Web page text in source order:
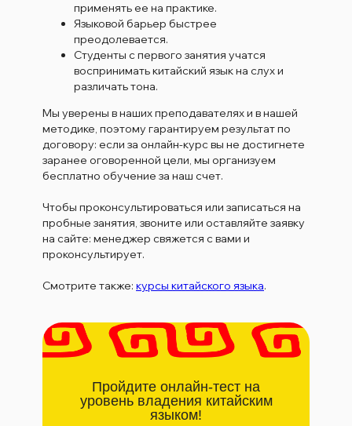
применять ее на практике.
Языковой барьер быстрее
преодолевается.
Студенты с первого занятия учатся
воспринимать китайский язык на слух и
различать тона.
Мы уверены в наших преподавателях и в нашей
методике, поэтому гарантируем результат по
договору: если за онлайн-курс вы не достигнете
заранее оговоренной цели, мы организуем
бесплатно обучение за наш счет.
Чтобы проконсультироваться или записаться на
пробные занятия, звоните или оставляйте заявку
на сайте: менеджер свяжется с вами и
проконсультирует.
Смотрите также: курсы китайского языка.
Пройдите онлайн-тест на
уровень владения китайским
языком!